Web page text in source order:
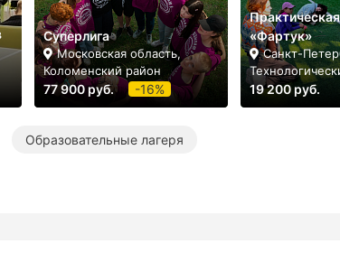
Суперлига
Московская область,
Коломенский район
77 900 руб. -16%
«Фартук»
Санкт-
19 200 руб.
Образовательные лагеря